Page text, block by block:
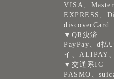
VISA、
EXPRESS、
discoverCard
▼QR決済
PayPay、d払
イ、ALIPAY
▼交通系IC
PASMO、